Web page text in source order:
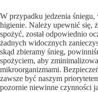
W przypadku jedzenia
higienie. Należy upewnić się,
spożyć, został odpowiednio
żadnych widocznych
skąd zbieramy śnieg,
spożyciem, aby
mikroorganizmami.
zawsze być naszym
pozornie niewinne czynności